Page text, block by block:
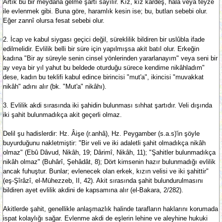
Artık bu bir meydana gelme şartı sayılır. Kız, kız kardeş, hala veya teyze
ile evlenmek gibi. Buna göre, haramlık kesin ise; bu, butlan sebebi olur.
Eğer zannî olursa fesat sebebi olur.
2. İcap ve kabul siygası geçici değil, süreklilik bildiren bir uslûbla ifade
edilmelidir. Evlilik belli bir süre için yapılmışsa akit batıl olur. Erkeğin
kadına "Bir ay süreyle senin cinsel yönlerinden yararlanayım" veya seni bir
ay veya bir yıl yahut bu beldede oturduğu sürece kendime nikâhladım"
dese, kadın bu teklifi kabul edince birincisi "mut'a", ikincisi "muvakkat
nikâh" adını alır (bk. "Mut'a" nikâhı).
3. Evlilik akdi sırasında iki şahidin bulunması sıhhat şartıdır. Veli dışında
iki şahit bulunmadıkça akit geçerli olmaz.
Delil şu hadislerdir: Hz. Âişe (r.anhâ), Hz. Peygamber (s.a.s)'in şöyle
buyurduğunu nakletmiştir: "Bir veli ve iki adaletli şahit olmadıkça nikâh
olmaz" (Ebû Dâvud, Nikâh, 19; Dârimî, Nikâh, 11); "Şahitler bulunmadıkça
nikâh olmaz" (Buhârî, Şehâdât, 8); Dört kimsenin hazır bulunmadığı evlilik
ancak fuhuştur. Bunlar; evlenecek olan erkek, kızın velisi ve iki şahittir"
(eş-Şîrâzî, el-Mühezzeb, II, 42). Akit sırasında şahit bulundurulmasını
bildiren ayet evlilik akdini de kapsamına alır (el-Bakara, 2/282).
Akitlerde şahit, genellikle anlaşmazlık halinde tarafların haklarını korumada
ispat kolaylığı sağar. Evlenme akdi de eşlerin lehine ve aleyhine hukuki